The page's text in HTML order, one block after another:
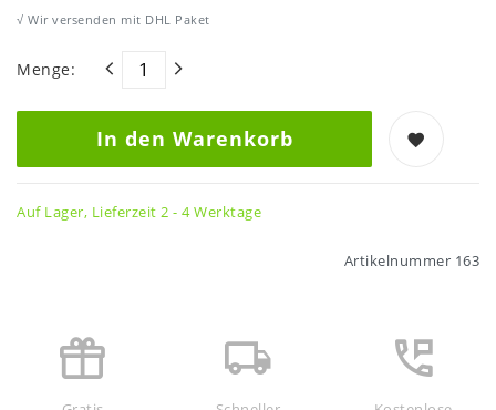
√ Wir versenden mit DHL Paket
Menge:
In den Warenkorb
Auf Lager, Lieferzeit 2 - 4 Werktage
Artikelnummer 163